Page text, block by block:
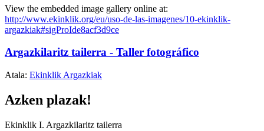
View the embedded image gallery online at:
http://www.ekinklik.org/eu/uso-de-las-imagenes/10-ekinklik-
argazkiak#sigProIde8acf3d9ce
Argazkilaritz tailerra - Taller fotográfico
Atala: Ekinklik Argazkiak
Azken plazak!
Ekinklik I. Argazkilaritz tailerra